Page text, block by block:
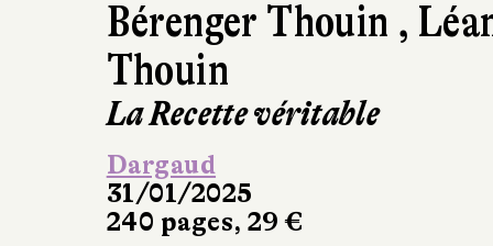
Bérenger Thouin ,
Thouin
La Recette véritable
Dargaud
31/01/2025
240 pages, 29 €